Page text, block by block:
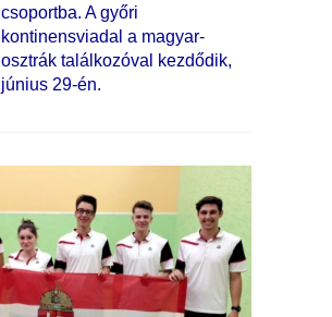
csoportba. A győri
kontinensviadal a magyar-
osztrák találkozóval kezdődik,
június 29-én.